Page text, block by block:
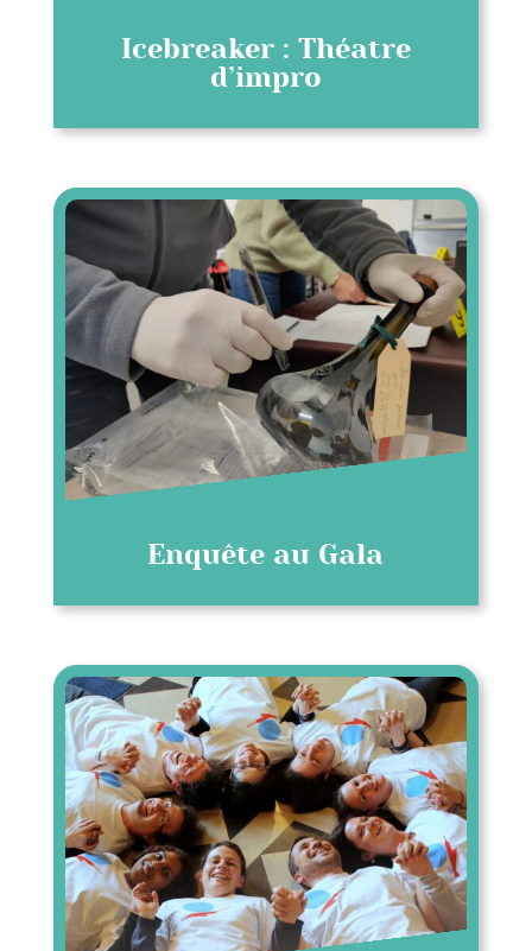
Icebreaker : Théatre
d’impro
Enquête au Gala